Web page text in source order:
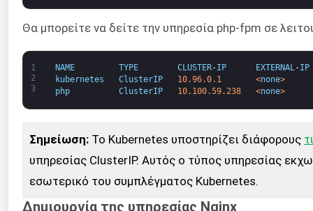
Θα μπορείτε να δείτε την υπηρεσία php-fpm σε
1
2
3
NAME TYPE CLUSTER-IP EXTERNAL-IP
kubernetes
ClusterIP 10.96.0.1 <none>
php
ClusterIP 10.100.59.238 <none>
Σημείωση: Το Kubernetes υποστηρίζει διάφορους
υπηρεσίας ClusterIP. Αυτός ο τύπος υπηρεσίας
εσωτερικό του συμπλέγματος Kubernetes.
Δημιουργία της υπηρεσίας Nginx